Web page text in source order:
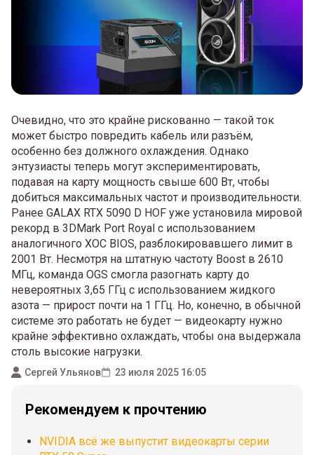
Очевидно, что это крайне рискованно — такой ток
может быстро повредить кабель или разъём,
особенно без должного охлаждения. Однако
энтузиасты теперь могут экспериментировать,
подавая на карту мощность свыше 600 Вт, чтобы
добиться максимальных частот и производительности.
Ранее GALAX RTX 5090 D HOF уже установила мировой
рекорд в 3DMark Port Royal с использованием
аналогичного XOC BIOS, разблокировавшего лимит в
2001 Вт. Несмотря на штатную частоту Boost в 2610
МГц, команда OGS смогла разогнать карту до
невероятных 3,65 ГГц с использованием жидкого
азота — прирост почти на 1 ГГц. Но, конечно, в обычной
системе это работать не будет — видеокарту нужно
крайне эффективно охлаждать, чтобы она выдержала
столь высокие нагрузки.
Сергей Ульянов 23 июля 2025 16:05
Рекомендуем к прочтению
NVIDIA всё же выпустит видеокарты серии